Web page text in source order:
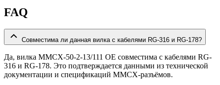
FAQ
Совместима ли данная вилка с кабелями RG-316 и RG-178?
Да, вилка MMCX-50-2-13/111 OE совместима с кабелями RG-
316 и RG-178. Это подтверждается данными из технической
документации и спецификаций MMCX-разъёмов.